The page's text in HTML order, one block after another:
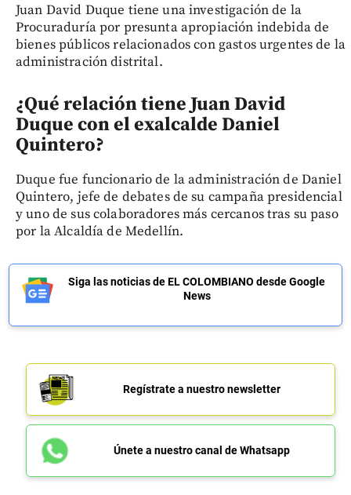
Juan David Duque tiene una investigación de la
Procuraduría por presunta apropiación indebida de
bienes públicos relacionados con gastos urgentes de la
administración distrital.
¿Qué relación tiene Juan David
Duque con el exalcalde Daniel
Quintero?
Duque fue funcionario de la administración de Daniel
Quintero, jefe de debates de su campaña presidencial
y uno de sus colaboradores más cercanos tras su paso
por la Alcaldía de Medellín.
Siga las noticias de EL COLOMBIANO desde Google
News
Regístrate a nuestro newsletter
Únete a nuestro canal de Whatsapp